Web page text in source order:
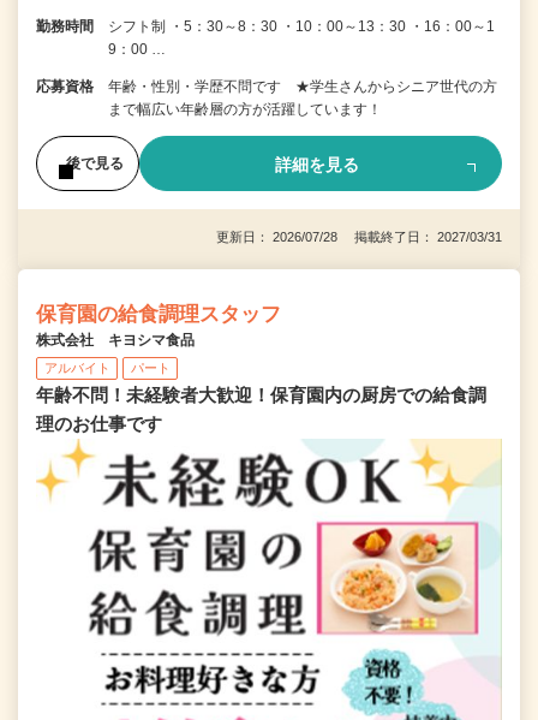
勤務時間
シフト制 ・5：30～8：30 ・10：00～13：30 ・16：00～1
9：00 …
応募資格
年齢・性別・学歴不問です ★学生さんからシニア世代の方
まで幅広い年齢層の方が活躍しています！
後で見る 詳細を見る
更新日： 2026/07/28 掲載終了日： 2027/03/31
保育園の給食調理スタッフ
株式会社 キヨシマ食品
アルバイト パート
年齢不問！未経験者大歓迎！保育園内の厨房での給食調
理のお仕事です